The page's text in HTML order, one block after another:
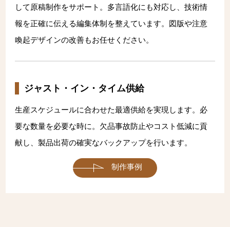
して原稿制作をサポート。多言語化にも対応し、技術情
報を正確に伝える編集体制を整えています。図版や注意
喚起デザインの改善もお任せください。
ジャスト・イン・タイム供給
生産スケジュールに合わせた最適供給を実現します。必
要な数量を必要な時に。欠品事故防止やコスト低減に貢
献し、製品出荷の確実なバックアップを行います。
制作事例